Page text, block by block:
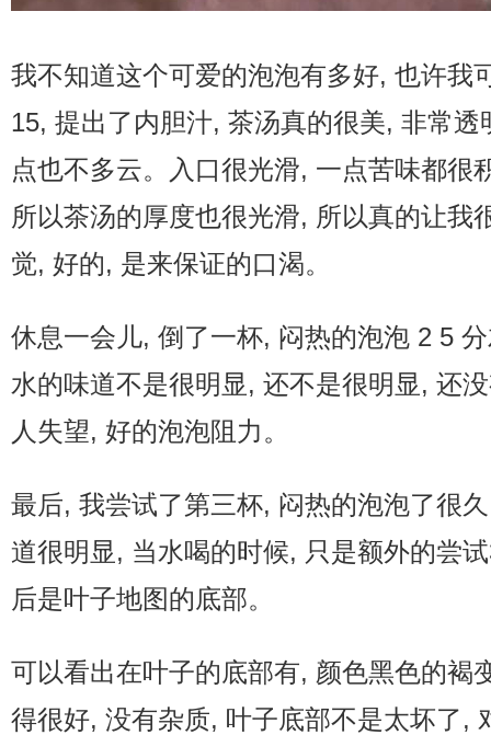
我不知道这个可爱的泡泡有多好, 也许我
15, 提出了内胆汁, 茶汤真的很美, 非常
点也不多云。入口很光滑, 一点苦味都很
所以茶汤的厚度也很光滑, 所以真的让我
觉, 好的, 是来保证的口渴。
休息一会儿, 倒了一杯, 闷热的泡泡 2 5
水的味道不是很明显, 还不是很明显, 还
人失望, 好的泡泡阻力。
最后, 我尝试了第三杯, 闷热的泡泡了很
道很明显, 当水喝的时候, 只是额外的尝
后是叶子地图的底部。
可以看出在叶子的底部有, 颜色黑色的褐
得很好, 没有杂质, 叶子底部不是太坏了,